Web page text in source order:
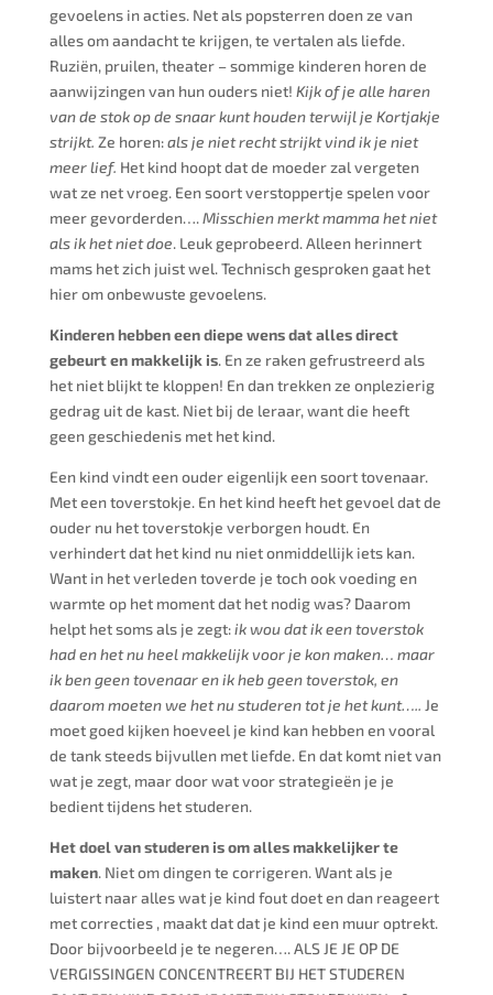
gevoelens in acties. Net als popsterren doen ze van
alles om aandacht te krijgen, te vertalen als liefde.
Ruziën, pruilen, theater – sommige kinderen horen de
aanwijzingen van hun ouders niet! Kijk of je alle haren
van de stok op de snaar kunt houden terwijl je Kortjakje
strijkt. Ze horen:als je niet recht strijkt vind ik je niet
meer lief. Het kind hoopt dat de moeder zal vergeten
wat ze net vroeg. Een soort verstoppertje spelen voor
meer gevorderden….Misschien merkt mamma het niet
als ik het niet doe. Leuk geprobeerd. Alleen herinnert
mams het zich juist wel. Technisch gesproken gaat het
hier om onbewuste gevoelens.
Kinderen hebben een diepe wens dat alles direct
gebeurt en makkelijk is. En ze raken gefrustreerd als
het niet blijkt te kloppen! En dan trekken ze onplezierig
gedrag uit de kast. Niet bij de leraar, want die heeft
geen geschiedenis met het kind.
Een kind vindt een ouder eigenlijk een soort tovenaar.
Met een toverstokje. En het kind heeft het gevoel dat de
ouder nu het toverstokje verborgen houdt. En
verhindert dat het kind nu niet onmiddellijk iets kan.
Want in het verleden toverde je toch ook voeding en
warmte op het moment dat het nodig was? Daarom
helpt het soms als je zegt:ik wou dat ik een toverstok
had en het nu heel makkelijk voor je kon maken… maar
ik ben geen tovenaar en ik heb geen toverstok, en
daarom moeten we het nu studeren tot je het kunt….. Je
moet goed kijken hoeveel je kind kan hebben en vooral
de tank steeds bijvullen met liefde. En dat komt niet van
wat je zegt, maar door wat voor strategieën je je
bedient tijdens het studeren.
Het doel van studeren is om alles makkelijker te
maken. Niet om dingen te corrigeren. Want als je
luistert naar alles wat je kind fout doet en dan reageert
met correcties , maakt dat dat je kind een muur optrekt.
Door bijvoorbeeld je te negeren…. ALS JE JE OP DE
VERGISSINGEN CONCENTREERT BIJ HET STUDEREN